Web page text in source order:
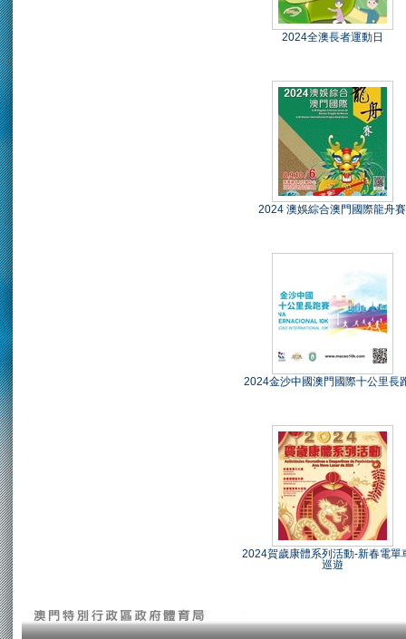
2024全澳長者運動日
2024 澳娛綜合澳門國際龍舟賽
2024金沙中國澳門國際十公里長
2024賀歲康體系列活動-新春電單
巡遊